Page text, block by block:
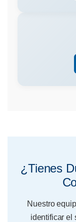
¿Tienes
Nuestro
identificar el